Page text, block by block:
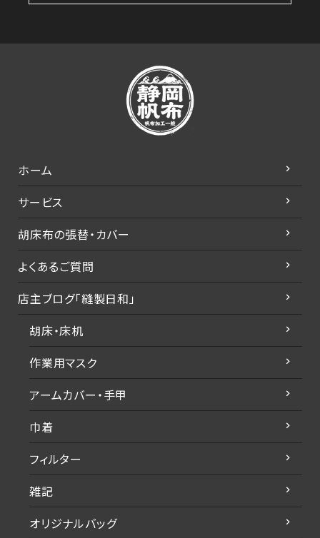
ホーム
サービス
胡床布の張替・カバー
よくあるご質問
店主ブログ「縫製日和」
胡床・床机
作業用マスク
アームカバー・手甲
巾着
フィルター
雑記
オリジナルバッグ